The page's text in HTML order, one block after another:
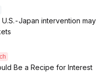
Japan intervention may
Be a Recipe for Interest